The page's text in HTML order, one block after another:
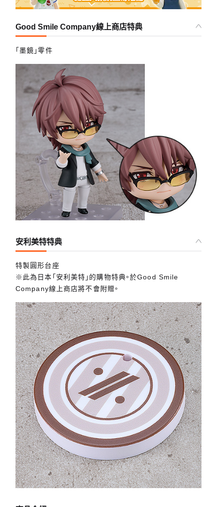
Good Smile Company線上商店特典
「墨鏡」零件
安利美特特典
特製圓形台座
※此為日本「安利美特」的購物特典。於Good Smile
Company線上商店將不會附贈。